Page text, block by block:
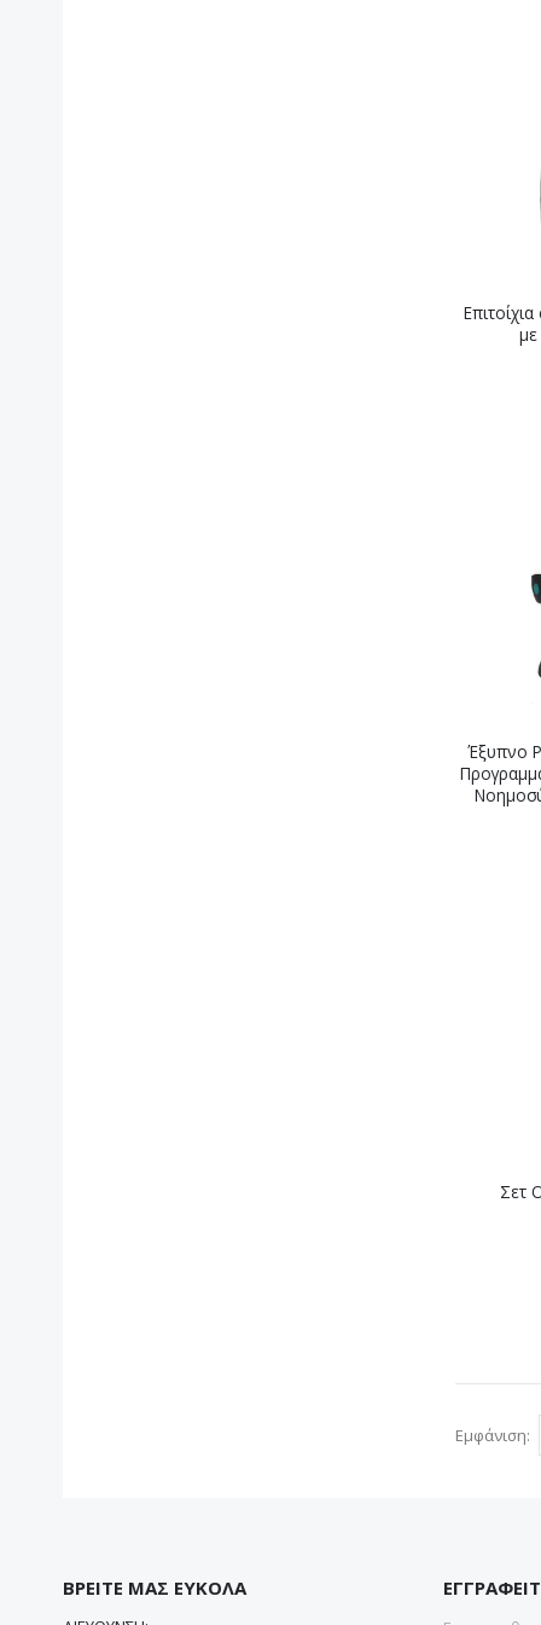
Έξυπνο
Σετ
Εμφάνιση
ΒΡΕΙΤΕ ΜΑΣ ΕΥΚΟΛΑ